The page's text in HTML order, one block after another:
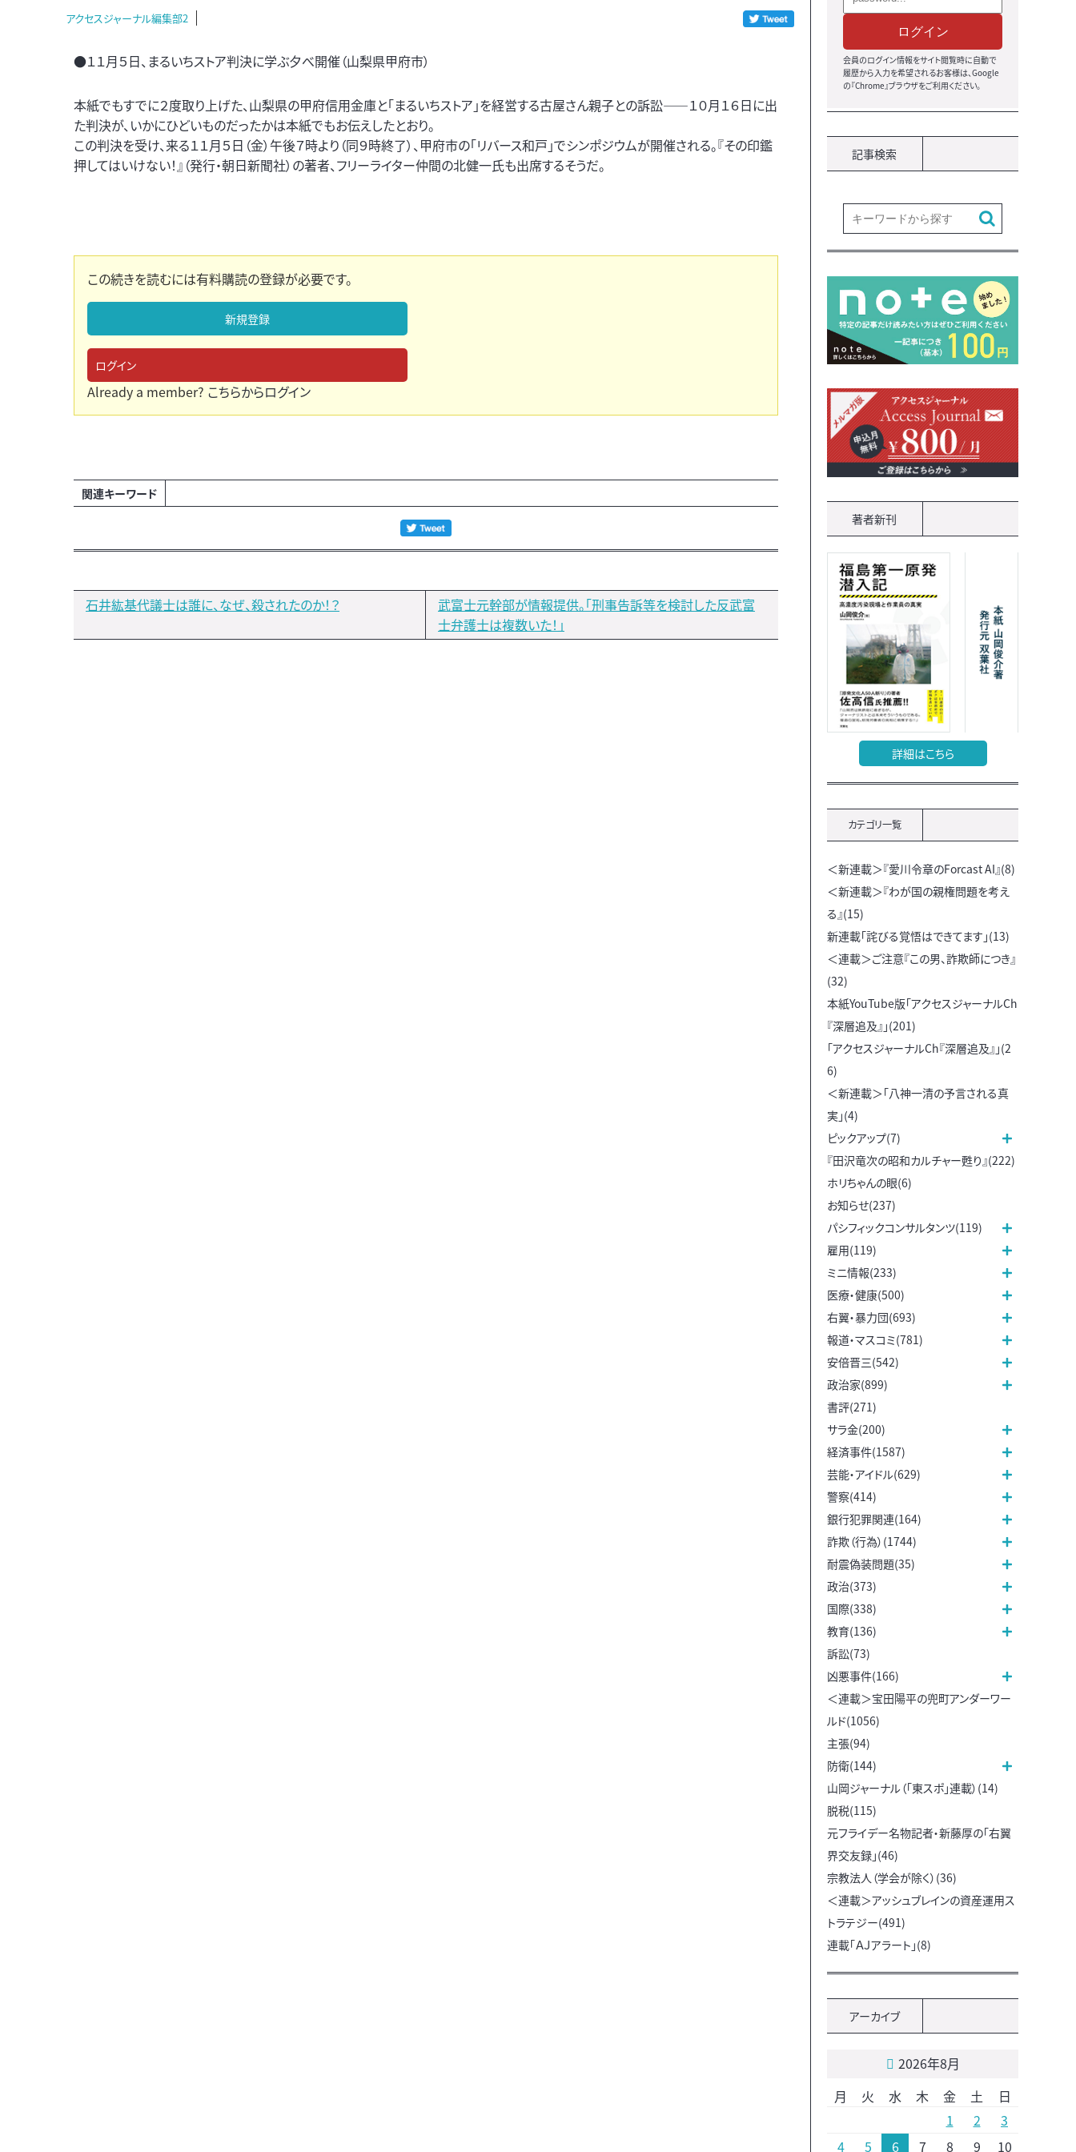
アクセスジャーナル編集部2
●１１月５日、まるいちストア判決に学ぶ夕べ開催（山梨県甲府市）
本紙でもすでに２度取り上げた、山梨県の甲府信用金庫と「まるいちストア」を経営する古屋さん親子との訴訟――１０月１６日に出
た判決が、いかにひどいものだったかは本紙でもお伝えしたとおり。
この判決を受け、来る１１月５日（金）午後７時より（同９時終了）、甲府市の「リバース和戸」でシンポジウムが開催される。『その印鑑
押してはいけない！』（発行・朝日新聞社）の著者、フリーライター仲間の北健一氏も出席するそうだ。
この続きを読むには有料購読の登録が必要です。
新規登録
ログイン
Already a member? こちらからログイン
関連キーワード
石井紘基代議士は誰に、なぜ、殺されたのか！？
武富士元幹部が情報提供。「刑事告訴等を検討した反武富
士弁護士は複数いた！」
ログイン
会員のログイン情報をサイト閲覧時に自動で
履歴から入力を希望されるお客様は、Google
の『Chrome』ブラウザをご利用ください。
記事検索
著者新刊
詳細はこちら
カテゴリ一覧
＜新連載＞『愛川令章のForcast AI』(8)
＜新連載＞『わが国の親権問題を考え
る』(15)
新連載「詫びる覚悟はできてます」(13)
＜連載＞ご注意『この男、詐欺師につき』
(32)
本紙YouTube版「アクセスジャーナルCh
『深層追及』」(201)
「アクセスジャーナルCh『深層追及』」(2
6)
＜新連載＞「八神一清の予言される真
実」(4)
ピックアップ(7)
『田沢竜次の昭和カルチャー甦り』(222)
ホリちゃんの眼(6)
お知らせ(237)
パシフィックコンサルタンツ(119)
雇用(119)
ミニ情報(233)
医療・健康(500)
右翼・暴力団(693)
報道・マスコミ(781)
安倍晋三(542)
政治家(899)
書評(271)
サラ金(200)
経済事件(1587)
芸能・アイドル(629)
警察(414)
銀行犯罪関連(164)
詐欺（行為）(1744)
耐震偽装問題(35)
政治(373)
国際(338)
教育(136)
訴訟(73)
凶悪事件(166)
＜連載＞宝田陽平の兜町アンダーワー
ルド(1056)
主張(94)
防衛(144)
山岡ジャーナル（「東スポ」連載）(14)
脱税(115)
元フライデー名物記者・新藤厚の「右翼
界交友録」(46)
宗教法人（学会が除く）(36)
＜連載＞アッシュブレインの資産運用ス
トラテジー(491)
連載「ＡＪアラート」(8)
アーカイブ
2026年8月
月
火 水 木 金 土
日
1
2
3
4
5 6 7 8 9 10